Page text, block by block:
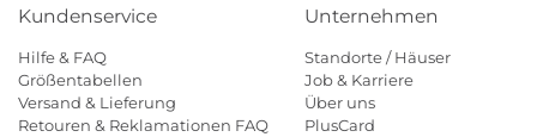
Kundenservice
Hilfe & FAQ
Größentabellen
Versand & Lieferung
Retouren & Reklamationen FAQ
Unternehmen
Standorte / Häuser
Job & Karriere
Über uns
PlusCard